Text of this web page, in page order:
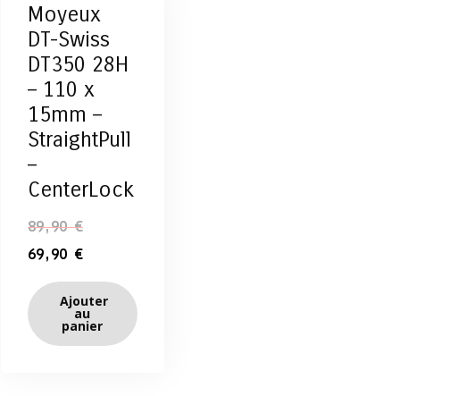
Moyeux
DT-Swiss
DT350 28H
– 110 x
15mm –
StraightPull
–
CenterLock
89,90€
69,90 €
Ajouter
au
panier